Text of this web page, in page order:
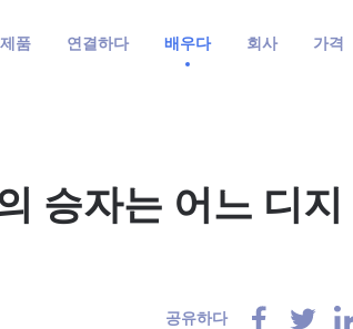
제품 연결하다 배우다 회사 가격
승자는 어느 디지
공유하다